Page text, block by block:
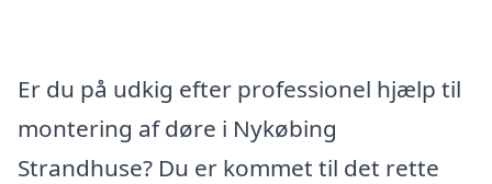
Er du på udkig efter professionel hjælp til
montering af døre i Nykøbing
Strandhuse? Du er kommet til det rette